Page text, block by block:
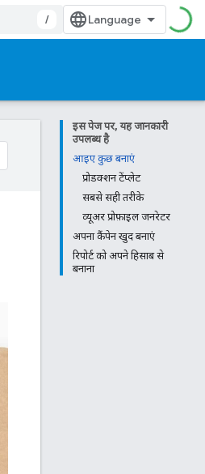
/
इस पेज पर, यह जानकारी
उपलब्ध है
आइए कुछ बनाएं
प्रोडक्शन टेंप्लेट
सबसे सही तरीके
व्यूअर प्रोफ़ाइल जनरेटर
अपना कैंपेन खुद बनाएं
रिपोर्ट को अपने हिसाब से
बनाना